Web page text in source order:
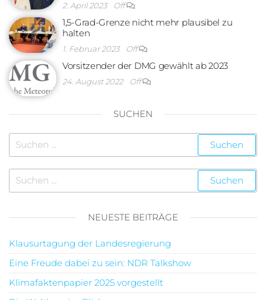
2. April 2023 Off
1,5-Grad-Grenze nicht mehr plausibel zu
halten
1. Februar 2023 Off
Vorsitzender der DMG gewählt ab 2023
24. August 2022 Off
SUCHEN
NEUESTE BEITRÄGE
Klausurtagung der Landesregierung
Eine Freude dabei zu sein: NDR Talkshow
Klimafaktenpapier 2025 vorgestellt